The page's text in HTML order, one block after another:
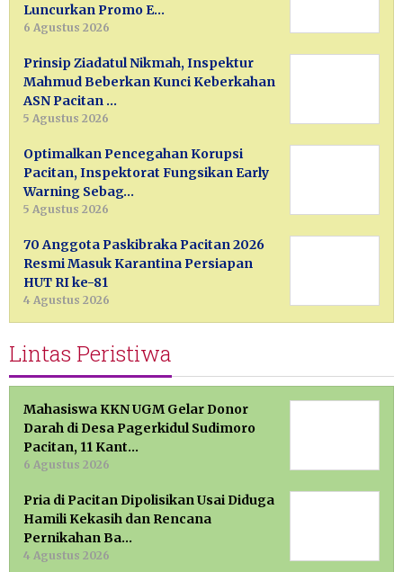
Luncurkan Promo E…
6 Agustus 2026
Prinsip Ziadatul Nikmah, Inspektur
Mahmud Beberkan Kunci Keberkahan
ASN Pacitan …
5 Agustus 2026
Optimalkan Pencegahan Korupsi
Pacitan, Inspektorat Fungsikan Early
Warning Sebag…
5 Agustus 2026
70 Anggota Paskibraka Pacitan 2026
Resmi Masuk Karantina Persiapan
HUT RI ke-81
4 Agustus 2026
Lintas Peristiwa
Mahasiswa KKN UGM Gelar Donor
Darah di Desa Pagerkidul Sudimoro
Pacitan, 11 Kant…
6 Agustus 2026
Pria di Pacitan Dipolisikan Usai Diduga
Hamili Kekasih dan Rencana
Pernikahan Ba…
4 Agustus 2026